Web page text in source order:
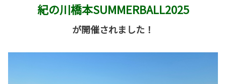
紀の川橋本SUMMERBALL2025
が開催されました！